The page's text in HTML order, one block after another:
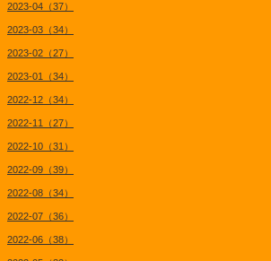
2023-04（37）
2023-03（34）
2023-02（27）
2023-01（34）
2022-12（34）
2022-11（27）
2022-10（31）
2022-09（39）
2022-08（34）
2022-07（36）
2022-06（38）